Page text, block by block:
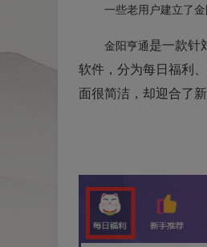
一些老用户建立了
金阳亨通 是一款针
软件，分为每日福利
面很简洁，却迎合了